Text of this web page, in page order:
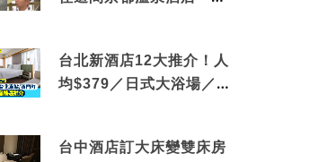
台北新酒店12大推介！人
均$379／日式大浴場／1
台中酒店訂大床變雙床房